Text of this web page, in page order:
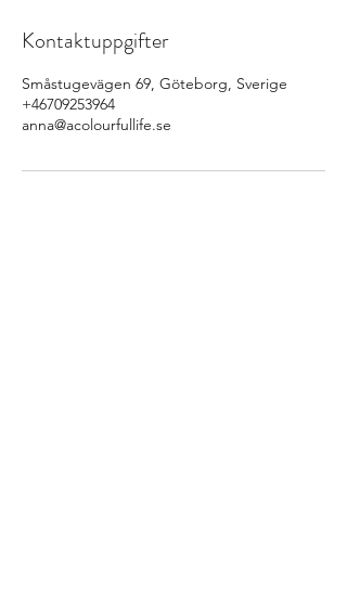
Kontaktuppgifter
Småstugevägen 69, Göteborg, Sverige
+46709253964
anna@acolourfullife.se